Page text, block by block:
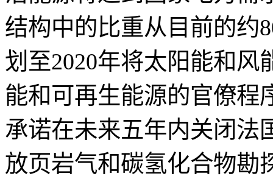
结构中的比重从目前的约
划至2020年将太阳能和
能和可再生能源的官僚程
承诺在未来五年内关闭法
放页岩气和碳氢化合物勘